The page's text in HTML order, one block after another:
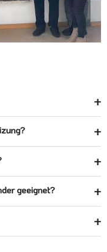
geeignet?